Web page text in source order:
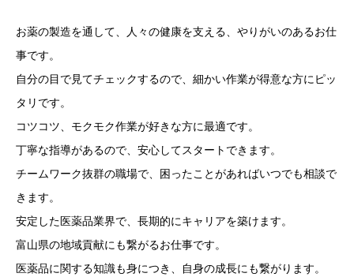
お薬の製造を通して、人々の健康を支える、やりがいのあるお仕
事です。
自分の目で見てチェックするので、細かい作業が得意な方にピッ
タリです。
コツコツ、モクモク作業が好きな方に最適です。
丁寧な指導があるので、安心してスタートできます。
チームワーク抜群の職場で、困ったことがあればいつでも相談で
きます。
安定した医薬品業界で、長期的にキャリアを築けます。
富山県の地域貢献にも繋がるお仕事です。
医薬品に関する知識も身につき、自身の成長にも繋がります。